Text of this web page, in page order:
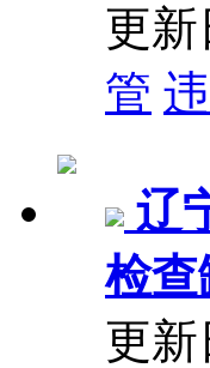
更
管
辽
检查
更